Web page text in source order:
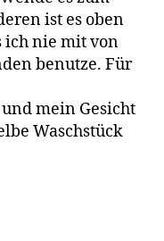
ist es oben
ich nie mit von
benutze. Für
mein Gesicht
Waschstück